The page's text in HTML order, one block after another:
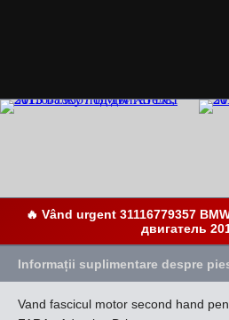
🔥 Vând urgent 31116779357
двигатель
Informații suplimentare despre
Vand fascicul motor second hand